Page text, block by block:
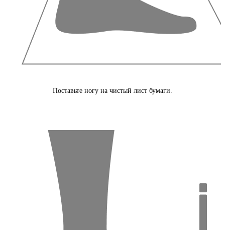
Поставьте ногу на чистый лист бумаги.